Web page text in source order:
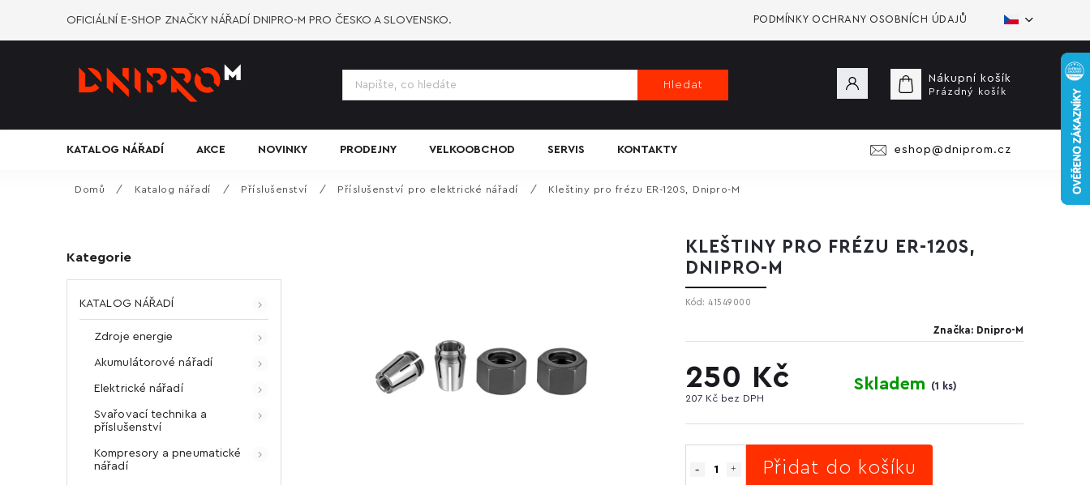
OFICIÁLNÍ E-SHOP ZNAČKY NÁŘADÍ DNIPRO-M PRO ČESKO A SLOVENSKO. PODMÍNKY OCHRANY OSOBNÍCH ÚDAJŮ
Hledat
Nákupní košík
Prázdný košík
KATALOG NÁŘADÍ AKCE NOVINKY PRODEJNY VELKOOBCHOD SERVIS KONTAKTY eshop@dniprom.cz
Domů / Katalog nářadí / Příslušenství / Příslušenství pro elektrické nářadí / Kleštiny pro frézu ER-120S, Dnipro-M
Kategorie
KATALOG NÁŘADÍ
Zdroje energie
Akumulátorové nářadí
Elektrické nářadí
Svařovací technika a
příslušenství
Kompresory a pneumatické
nářadí
KLEŠTINY PRO FRÉZU ER-120S,
DNIPRO-M
Kód: 41549000
Značka: Dnipro-M
250 Kč
207 Kč bez DPH
Skladem (1 ks)
Přidat do košíku